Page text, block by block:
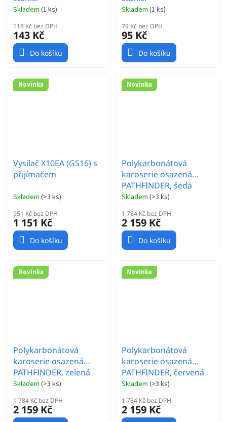
Skladem (1 ks)
118 Kč bez DPH
143 Kč
Do košíku
Skladem (1 ks)
79 Kč bez DPH
95 Kč
Do košíku
Novinka
Vysílač X10EA (GS16) s
přijímačem
Skladem (>3 ks)
951 Kč bez DPH
1 151 Kč
Do košíku
Novinka
Polykarbonátová
karoserie osazená
PATHFINDER, šedá
Skladem (>3 ks)
1 784 Kč bez DPH
2 159 Kč
Do košíku
Novinka
Polykarbonátová
karoserie osazená
PATHFINDER, zelená
Skladem (>3 ks)
1 784 Kč bez DPH
2 159 Kč
Novinka
Polykarbonátová
karoserie osazená
PATHFINDER, červená
Skladem (>3 ks)
1 784 Kč bez DPH
2 159 Kč